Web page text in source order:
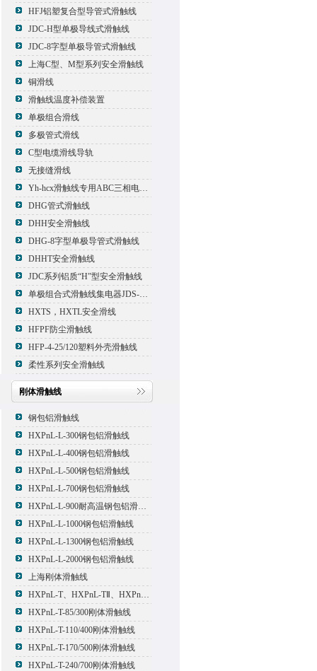
HFJ铝塑复合型导管式滑触线
JDC-H型单极导线式滑触线
JDC-8字型单极导管式滑触线
上海C型、M型系列安全滑触线
铜滑线
滑触线温度补偿装置
单极组合滑线
多极管式滑线
C型电缆滑线导轨
无接缝滑线
Yh-hcx滑触线专用ABC三相电压信号指示灯
DHG管式滑触线
DHH安全滑触线
DHG-8字型单极导管式滑触线
DHHT安全滑触线
JDC系列铝质“H”型安全滑触线
单极组合式滑触线集电器JDS-500*2
HXTS，HXTL安全滑线
HFPF防尘滑触线
HFP-4-25/120塑料外壳滑触线
柔性系列安全滑触线
刚体滑触线
钢包铝滑触线
HXPnL-L-300钢包铝滑触线
HXPnL-L-400钢包铝滑触线
HXPnL-L-500钢包铝滑触线
HXPnL-L-700钢包铝滑触线
HXPnL-L-900耐高温钢包铝滑触线
HXPnL-L-1000钢包铝滑触线
HXPnL-L-1300钢包铝滑触线
HXPnL-L-2000钢包铝滑触线
上海刚体滑触线
HXPnL-T、HXPnL-TⅡ、HXPnL-TⅢ系列钢体滑线
HXPnL-T-85/300刚体滑触线
HXPnL-T-110/400刚体滑触线
HXPnL-T-170/500刚体滑触线
HXPnL-T-240/700刚体滑触线